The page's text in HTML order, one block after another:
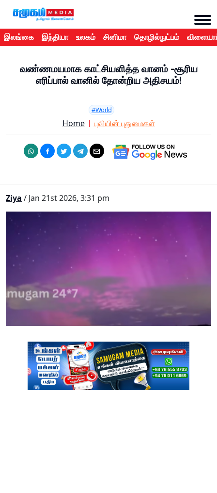
இலங்கை இந்தியா உலகம் சினிமா தொழில்நுட்பம்
வண்ணமயமாக காட்சியளித்த வானம் -சூரிய
எரிப்பால் வானில் தோன்றிய அதிசயம்!
#World
Home புவியின் புதுமைகள்
Ziya / Jan 21st 2026, 3:31 pm